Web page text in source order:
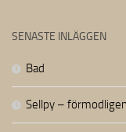
SENASTE INLÄGGEN
Bad
Sellpy –